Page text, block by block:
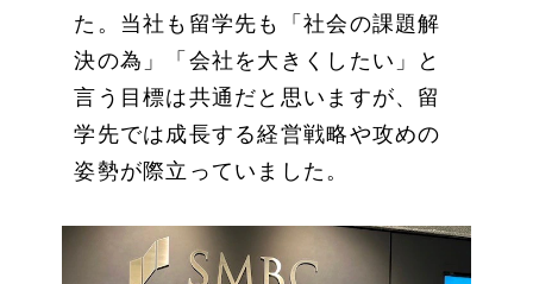
た。当社も留学先も「社会の課題解
決の為」「会社を大きくしたい」と
言う目標は共通だと思いますが、留
学先では成長する経営戦略や攻めの
姿勢が際立っていました。